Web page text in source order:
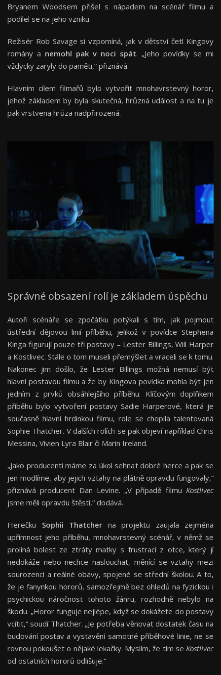
Bryanem Woodsem přišel s nápadem na scénář filmu a
podílel se na jeho vzniku.
Režisér Rob Savage si vzpomíná, jak v dětství četl Kingovy
romány a nemohl pak v noci spát. „Jeho povídky se mi
vždycky zaryly do paměti,“ přiznává.
Hlavním cílem filmařů bylo vytvořit mnohavrstevný horor,
jehož základem by byla skutečná, hrůzná událost a na tu je
pak vrstvena hrůza nadpřirozená.
Správné obsazení rolí je základem úspěchu
Autoři scénáře se zpočátku potýkali s tím, jak pojmout
ústřední dějovou linií příběhu, jelikož v povídce Stephena
Kinga figurují pouze tři postavy – Lester Billings, Will Harper
a Kostlivec. Stále o tom museli přemýšlet a vraceli se k tomu.
Nakonec jim došlo, že Lester Billings možná nemusí být
hlavní postavou filmu a že by Kingova povídka mohla být jen
jedním z prvků obsáhlejšího příběhu. Klíčovým doplňkem
příběhu bylo vytvoření postavy Sadie Harperové, která je
současně hlavní hrdinkou filmu, role se chopila talentovaná
Sophie Thatcher. V dalších rolích se pak objeví například Chris
Messina, Vivien Lyra Blair či Marin Ireland.
„Jako producenti máme za úkol sehnat dobré herce a pak se
jen modlíme, aby jejich vztahy na plátně opravdu fungovaly,“
přiznává producent Dan Levine. „V případě filmu Kostlivec
jsme měli opravdu štěstí,“ dodává.
Herečku Sophii Thatcher na projektu zaujala zejména
upřímnost jeho příběhu, mnohavrstevný scénář, v němž se
prolíná bolest ze ztráty matky s frustrací z otce, který jí
nedokáže nebo nechce naslouchat, měnící se vztahy mezi
sourozenci a reálné obavy, spojené se střední školou. A to,
že je fanynkou hororů, samozřejmě bez ohledů na fyzickou i
psychickou náročnost tohoto žánru, rozhodně nebylo na
škodu. „Horor funguje nejlépe, když se dokážete do postavy
vcítit,“ soudí Thatcher. „Je potřeba věnovat dostatek času na
budování postav a vystavění samotné příběhové linie, ne se
rovnou pokoušet o nějaké lekačky. Myslím, že tím se Kostlivec
od ostatních hororů odlišuje.“